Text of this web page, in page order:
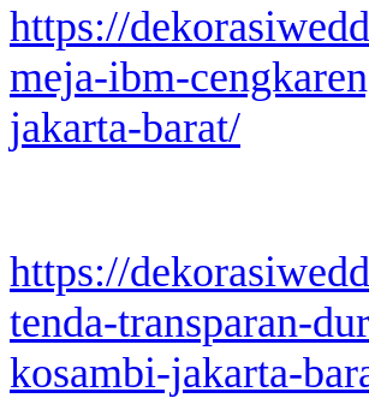
https://
meja-ibm-
jakarta-barat/
https://
tenda-transparan-
kosambi-jakarta-